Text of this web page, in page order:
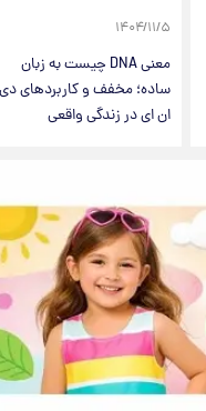
۱۴۰۴/۱۱/۵
معنی DNA چیست به زبان
ساده؛ مخفف و کاربردهای دی
ان ای در زندگی واقعی